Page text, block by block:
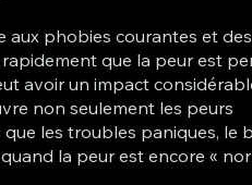
phobies courantes et des
que la peur est
avoir un impact
non seulement les peurs
que les troubles paniques, le
la peur est encore «